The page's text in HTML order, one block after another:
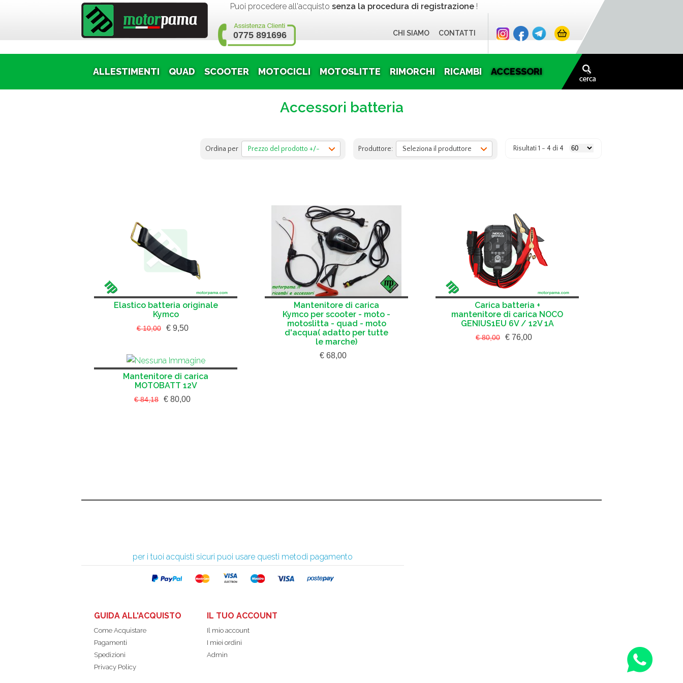
Puoi procedere all'acquisto senza la procedura di registrazione !
0775 891696 CHI SIAMO CONTATTI
ALLESTIMENTI QUAD SCOOTER MOTOCICLI MOTOSLITTE RIMORCHI RICAMBI ACCESSORI
Accessori batteria
Risultati 1 - 4 di 4
Ordina per Prezzo del prodotto +/- Produttore: Seleziona il produttore
Elastico batteria originale
Kymco
€ 10,00 € 9,50
Mantenitore di carica
Kymco per scooter - moto -
motoslitta - quad - moto
d'acqua( adatto per tutte
le marche)
€ 68,00
Carica batteria +
mantenitore di carica NOCO
GENIUS1EU 6V / 12V 1A
€ 80,00 € 76,00
Mantenitore di carica
MOTOBATT 12V
€ 84,18 € 80,00
per i tuoi acquisti sicuri puoi usare questi metodi pagamento
GUIDA ALL'ACQUISTO
Come Acquistare
Pagamenti
Spedizioni
Privacy Policy
IL TUO ACCOUNT
Il mio account
I miei ordini
Admin